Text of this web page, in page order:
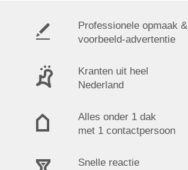
Professionele opmaak &
voorbeeld-advertentie
Kranten uit heel
Nederland
Alles onder 1 dak
met 1 contactpersoon
Snelle reactie